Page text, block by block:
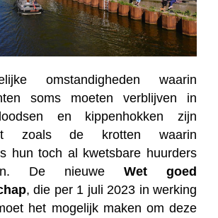
omstandigheden waarin
soms moeten verblijven in
en kippenhokken zijn
zoals de krotten waarin
hun toch al kwetsbare huurders
De nieuwe Wet goed
, die per 1 juli 2023 in werking
het mogelijk maken om deze